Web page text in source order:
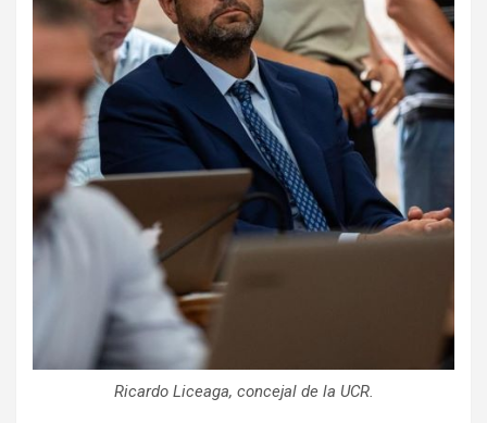
Ricardo Liceaga, concejal de la UCR.